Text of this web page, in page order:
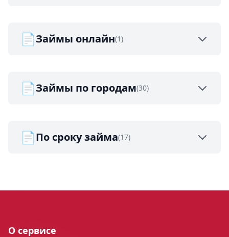
📄Займы онлайн(1)
📄Займы по городам(30)
📄По сроку займа(17)
О сервисе